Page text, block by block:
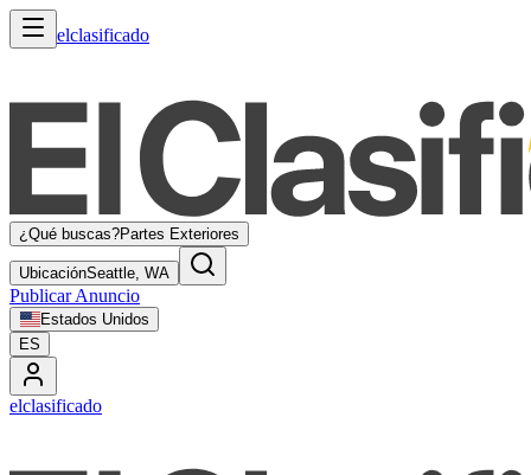
elclasificado
¿Qué buscas?Partes Exteriores
UbicaciónSeattle, WA
Publicar Anuncio
Estados Unidos
ES
elclasificado